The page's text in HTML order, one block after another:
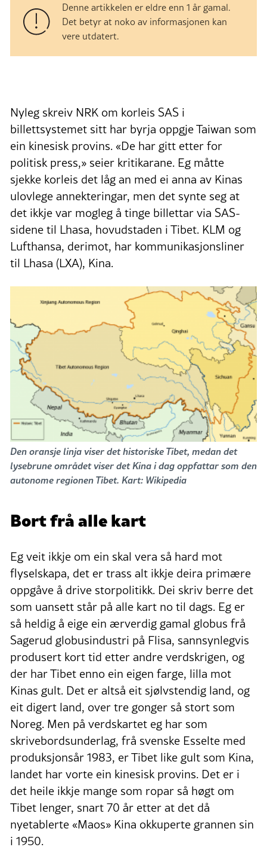
Denne artikkelen er eldre enn 1 år gamal.
Det betyr at noko av informasjonen kan
vere utdatert.
Nyleg skreiv NRK om korleis SAS i
billettsystemet sitt har byrja oppgje Taiwan som
ein kinesisk provins. «De har gitt etter for
politisk press,» seier kritikarane. Eg måtte
sjekke korleis det låg an med ei anna av Kinas
ulovlege annekteringar, men det synte seg at
det ikkje var mogleg å tinge billettar via SAS-
sidene til Lhasa, hovudstaden i Tibet. KLM og
Lufthansa, derimot, har kommunikasjonsliner
til Lhasa (LXA), Kina.
Den oransje linja viser det historiske Tibet, medan det
lysebrune området viser det Kina i dag oppfattar som den
autonome regionen Tibet. Kart: Wikipedia
Bort frå alle kart
Eg veit ikkje om ein skal vera så hard mot
flyselskapa, det er trass alt ikkje deira primære
oppgåve å drive storpolitikk. Dei skriv berre det
som uansett står på alle kart no til dags. Eg er
så heldig å eige ein ærverdig gamal globus frå
Sagerud globusindustri på Flisa, sannsynlegvis
produsert kort tid etter andre verdskrigen, og
der har Tibet enno ein eigen farge, lilla mot
Kinas gult. Det er altså eit sjølvstendig land, og
eit digert land, over tre gonger så stort som
Noreg. Men på verdskartet eg har som
skrivebordsunderlag, frå svenske Esselte med
produksjonsår 1983, er Tibet like gult som Kina,
landet har vorte ein kinesisk provins. Det er i
det heile ikkje mange som ropar så høgt om
Tibet lenger, snart 70 år etter at det då
nyetablerte «Maos» Kina okkuperte grannen sin
i 1950.